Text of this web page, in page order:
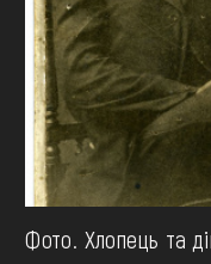
Фото. Хлопець та